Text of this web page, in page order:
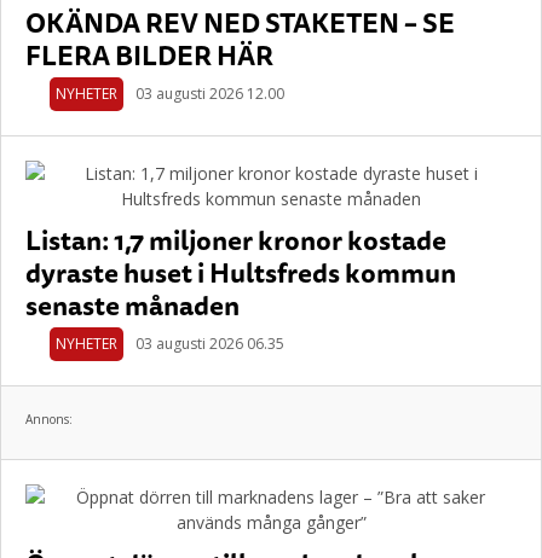
OKÄNDA REV NED STAKETEN – SE
FLERA BILDER HÄR
NYHETER 03 augusti 2026 12.00
Listan: 1,7 miljoner kronor kostade
dyraste huset i Hultsfreds kommun
senaste månaden
NYHETER 03 augusti 2026 06.35
Annons: